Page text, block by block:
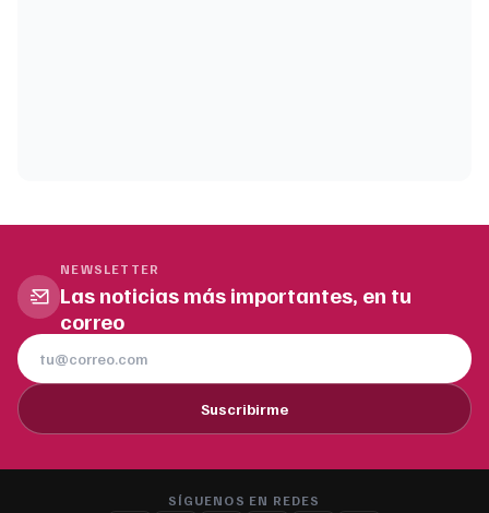
NEWSLETTER
Las noticias más importantes, en tu
correo
Suscribirme
SÍGUENOS EN REDES